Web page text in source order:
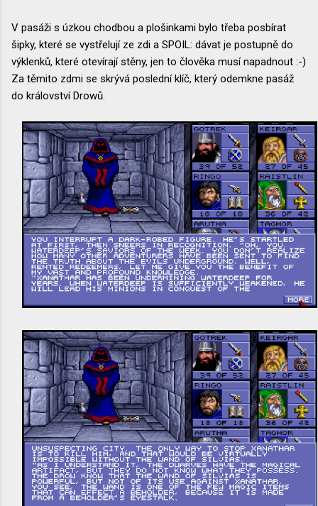
V pasáži s úzkou chodbou a plošinkami bylo třeba posbírat
šipky, které se vystřelují ze zdi a SPOIL: dávat je postupně do
výklenků, které otevírají stěny, jen to člověka musí napadnout :-)
Za těmito zdmi se skrývá poslední klíč, který odemkne pasáž
do království Drowů.